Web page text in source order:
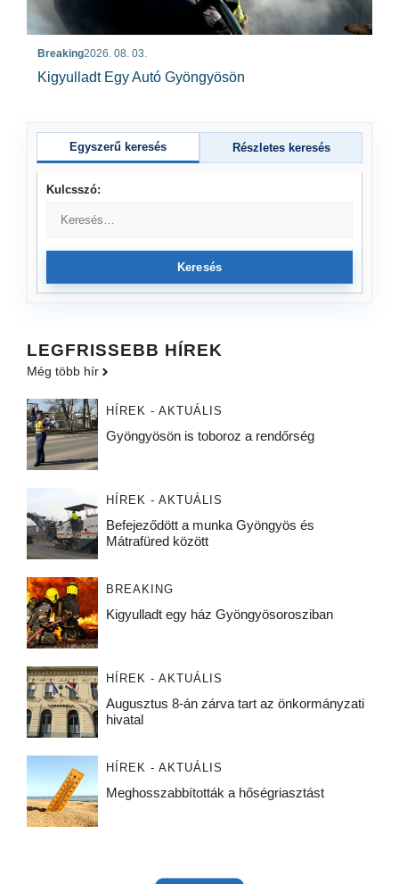
Breaking2026. 08. 03.
Kigyulladt Egy Autó Gyöngyösön
Egyszerű keresés Részletes keresés
Kulcsszó:
Keresés
LEGFRISSEBB HÍREK
Még több hír
HÍREK - AKTUÁLIS
Gyöngyösön is toboroz a rendőrség
HÍREK - AKTUÁLIS
Befejeződött a munka Gyöngyös és
Mátrafüred között
BREAKING
Kigyulladt egy ház Gyöngyösorosziban
HÍREK - AKTUÁLIS
Augusztus 8-án zárva tart az önkormányzati
hivatal
HÍREK - AKTUÁLIS
Meghosszabbították a hőségriasztást